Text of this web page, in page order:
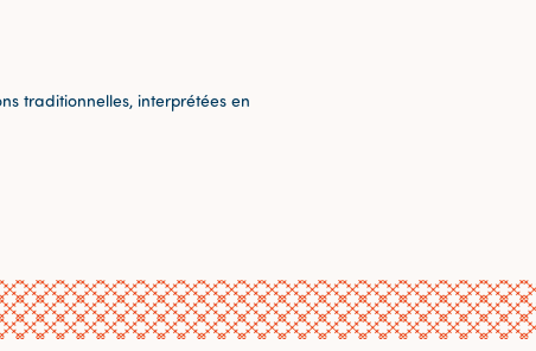
traditionnelles, interprétées en